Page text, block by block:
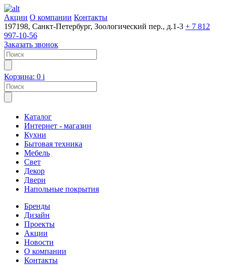
Акции О компании Контакты
197198, Санкт-Петербург, Зоологический пер., д.1-3 + 7 812
997-10-56
Заказать звонок
Корзина: 0 i
Каталог
Интернет - магазин
Кухни
Бытовая техника
Мебель
Свет
Декор
Двери
Напольные покрытия
Бренды
Дизайн
Проекты
Акции
Новости
О компании
Контакты